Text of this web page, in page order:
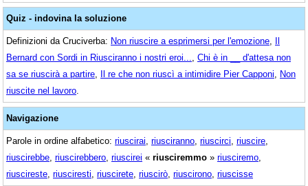
Quiz - indovina la soluzione
Definizioni da Cruciverba: Non riuscire a esprimersi per l'emozione Il
Bernard con Sordi in Riusciranno i nostri eroi...
Chi è in __ d'attesa non
sa se riuscirà a partire Il re che non riuscì a intimidire Pier Capponi
Non
riuscite nel lavoro
Navigazione
Parole in ordine alfabetico: riuscirai riusciranno riuscirci riuscire
riuscirebbe riuscirebbero riuscirei « riusciremmo » riusciremo
riuscireste riusciresti riuscirete riuscirò riuscirono riuscisse